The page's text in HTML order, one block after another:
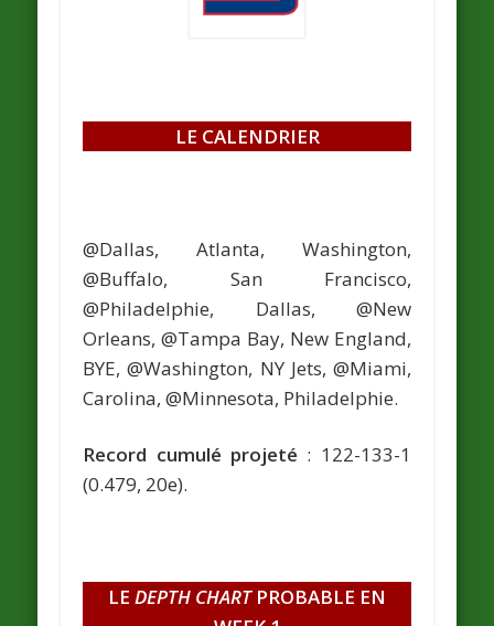
LE CALENDRIER
@Dallas, Atlanta, Washington,
@Buffalo, San Francisco,
@Philadelphie, Dallas, @New
Orleans, @Tampa Bay, New England,
BYE, @Washington, NY Jets, @Miami,
Carolina, @Minnesota, Philadelphie.
Record cumulé projeté : 122-133-1
(0.479, 20e).
LE DEPTH CHARTPROBABLE EN